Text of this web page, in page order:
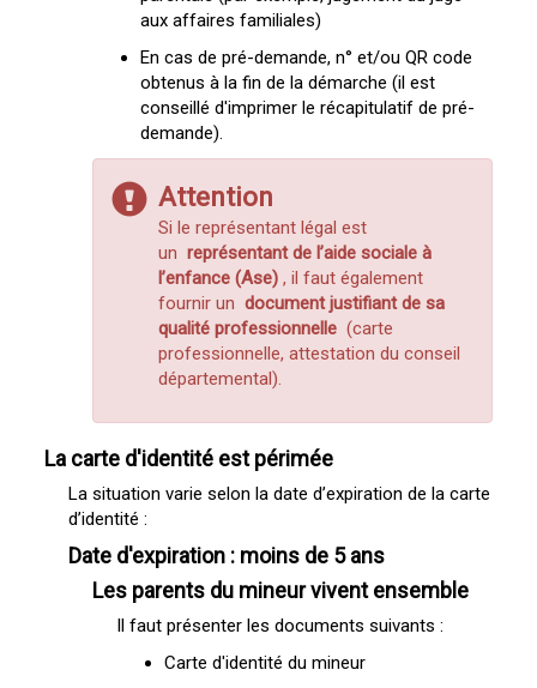
aux affaires familiales)
En cas de pré-demande, n° et/ou QR code
obtenus à la fin de la démarche (il est
conseillé d'imprimer le récapitulatif de pré-
demande).
Attention
Si le représentant légal est
unreprésentant de l’aide sociale à
l’enfance (Ase) , il faut également
fournir undocument justifiant de sa
qualité professionnelle (carte
professionnelle, attestation du conseil
départemental).
La carte d'identité est périmée
La situation varie selon la date d’expiration de la carte
d’identité :
Date d'expiration : moins de 5 ans
Les parents du mineur vivent ensemble
Il faut présenter les documents suivants :
Carte d'identité du mineur